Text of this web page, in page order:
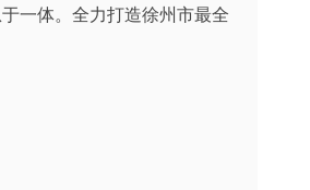
一体。全力打造徐州市最全